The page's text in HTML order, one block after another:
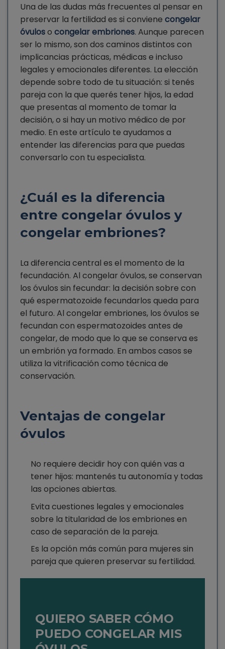
Una de las dudas más frecuentes al pensar en
preservar la fertilidad es si conviene congelar
óvuloso congelar embriones. Aunque parecen
ser lo mismo, son dos caminos distintos con
implicancias prácticas, médicas e incluso
legales y emocionales diferentes. La elección
depende sobre todo de tu situación: si tenés
pareja con la que querés tener hijos, la edad
que presentas al momento de tomar la
decisión, o si hay un motivo médico de por
medio. En este artículo te ayudamos a
entender las diferencias para que puedas
conversarlo con tu especialista.
¿Cuál es la diferencia
entre congelar óvulos y
congelar embriones?
La diferencia central es el momento de la
fecundación. Al congelar óvulos, se conservan
los óvulos sin fecundar: la decisión sobre con
qué espermatozoide fecundarlos queda para
el futuro. Al congelar embriones, los óvulos se
fecundan con espermatozoides antes de
congelar, de modo que lo que se conserva es
un embrión ya formado. En ambos casos se
utiliza la vitrificación como técnica de
conservación.
Ventajas de congelar
óvulos
No requiere decidir hoy con quién vas a
tener hijos: mantenés tu autonomía y todas
las opciones abiertas.
Evita cuestiones legales y emocionales
sobre la titularidad de los embriones en
caso de separación de la pareja.
Es la opción más común para mujeres sin
pareja que quieren preservar su fertilidad.
QUIERO SABER CÓMO
PUEDO CONGELAR MIS